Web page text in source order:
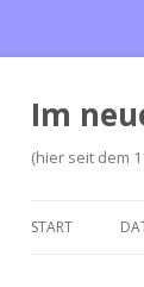
Im
(hier seit dem
START